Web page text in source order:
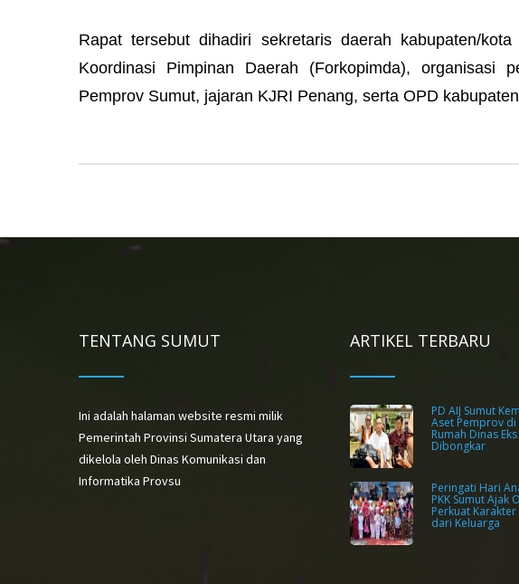
Rapat tersebut dihadiri sekretaris daerah kabupaten/
Koordinasi Pimpinan Daerah (Forkopimda), organisasi
Pemprov Sumut, jajaran KJRI Penang, serta OPD
TENTANG SUMUT
Ini adalah halaman website resmi milik
Pemerintah Provinsi Sumatera Utara yang
dikelola oleh Dinas Komunikasi dan
Informatika Provsu
ARTIKEL TERBARU
PD AIJ Sumut
Aset Pemprov di
Rumah Dinas
Dibongkar
Peringati Hari
PKK Sumut Ajak
Perkuat Karakter
dari Keluarga